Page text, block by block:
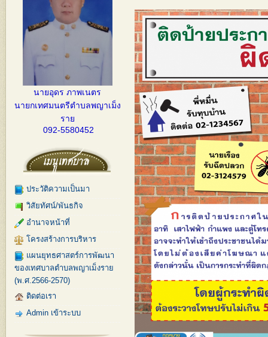
นายอุดร ภาพเนตร
นายกเทศมนตรีตำบลพญาเม็ง
ราย
092-5580452
ประวัติความเป็นมา
วิสัยทัศน์/พันธกิจ
อำนาจหน้าที่
โครงสร้างการบริหาร
แผนยุทธศาสตร์การพัฒนา
ของเทศบาลตำบลพญาเม็งราย
(พ.ศ.2566-2570)
ติดต่อเรา
Admin เข้าระบบ